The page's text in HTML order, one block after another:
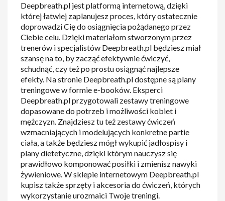
Deepbreath.pl jest platformą internetową, dzięki
której łatwiej zaplanujesz proces, który ostatecznie
doprowadzi Cię do osiągnięcia pożądanego przez
Ciebie celu. Dzięki materiałom stworzonym przez
trenerów i specjalistów Deepbreath.pl będziesz miał
szansę na to, by zacząć efektywnie ćwiczyć,
schudnąć, czy też po prostu osiągnąć najlepsze
efekty. Na stronie Deepbreath.pl dostępne są plany
treningowe w formie e-booków. Eksperci
Deepbreath.pl przygotowali zestawy treningowe
dopasowane do potrzeb i możliwości kobiet i
mężczyzn. Znajdziesz tu też zestawy ćwiczeń
wzmacniających i modelujących konkretne partie
ciała, a także będziesz mógł wykupić jadłospisy i
plany dietetyczne, dzięki którym nauczysz się
prawidłowo komponować posiłki i zmienisz nawyki
żywieniowe. W sklepie internetowym Deepbreath.pl
kupisz także sprzęty i akcesoria do ćwiczeń, których
wykorzystanie urozmaici Twoje treningi.